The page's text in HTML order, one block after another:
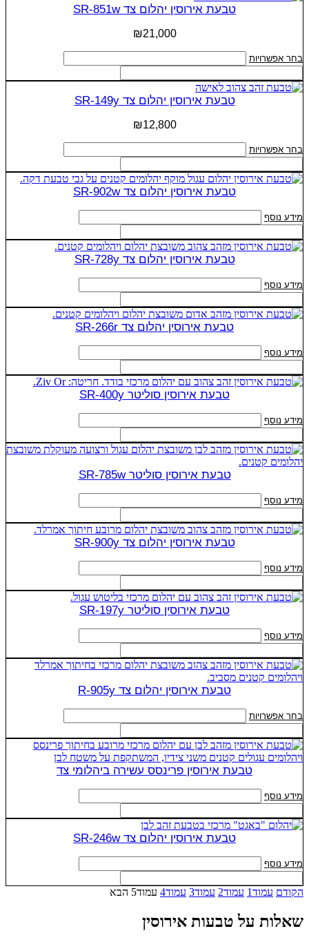
סוגים.
את
האפשרויות
בעמוד
המוצר
טבעת אירוסין יהלום צד SR-851w
₪21,000
בחר אפשרויות
זה
יש
מספר
סוגים.
את
האפשרויות
בעמוד
המוצר
טבעת אירוסין יהלום צד SR-149y
₪12,800
בחר אפשרויות
זה
יש
מספר
סוגים.
ניתן
לבחור
האפשרויות
בעמוד
טבעת אירוסין יהלום צד SR-902w
מידע נוסף
טבעת אירוסין יהלום צד SR-728y
מידע נוסף
טבעת אירוסין יהלום צד SR-266r
מידע נוסף
טבעת אירוסין סוליטר SR-400y
מידע נוסף
טבעת אירוסין סוליטר SR-785w
מידע נוסף
טבעת אירוסין יהלום צד SR-900y
מידע נוסף
טבעת אירוסין סוליטר SR-197y
מידע נוסף
טבעת אירוסין יהלום צד R-905y
בחר אפשרויות
זה
יש
מספר
סוגים.
ניתן
לבחור
את
בעמוד
המוצר
טבעת אירוסין פרינסס עשירה ביהלומי צד
מידע נוסף
טבעת אירוסין יהלום צד SR-246w
מידע נוסף
הקודם עמוד1 עמוד2 עמוד3 עמוד4 עמוד5 הבא
שאלות על טבעות אירוסין